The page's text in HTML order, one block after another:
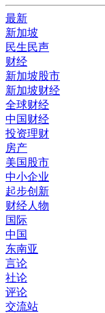
最新
新加坡
民生民声
财经
新加坡股市
新加坡财经
全球财经
中国财经
投资理财
房产
美国股市
中小企业
起步创新
财经人物
国际
中国
东南亚
言论
社论
评论
交流站